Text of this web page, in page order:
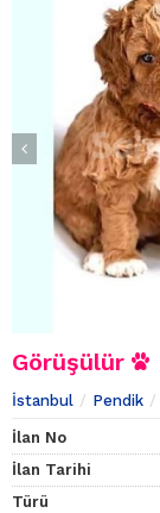
Görüşülür
İstanbul Pendik
İlan No
İlan Tarihi
Türü